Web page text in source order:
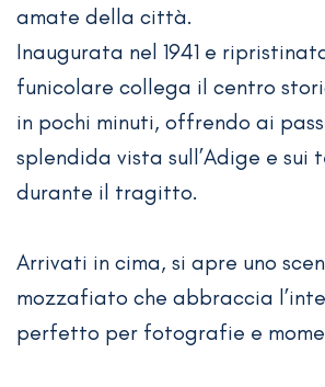
amate della città.
Inaugurata nel 1941 e
funicolare collega il centro
in pochi minuti, offrendo ai
splendida vista sull’Adige e sui
durante il tragitto.
Arrivati in cima, si apre uno
mozzafiato che abbraccia
perfetto per fotografie e